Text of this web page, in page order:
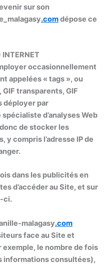
sur son
.comdépose ce
occasionnellement
appelées « tags », ou
GIF transparents, GIF
déployer par
d’analyses Web
de stocker les
compris l’adresse IP de
dans les publicités en
d’accéder au Site, et sur
ci.
malagasy.com
face au Site et
le nombre de fois
informations consultées),